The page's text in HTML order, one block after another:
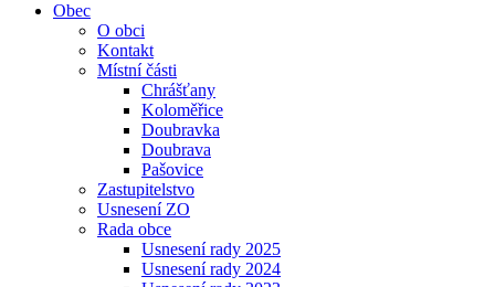
Obec
O obci
Kontakt
Místní části
Chrášťany
Koloměřice
Doubravka
Doubrava
Pašovice
Zastupitelstvo
Usnesení ZO
Rada obce
Usnesení rady 2025
Usnesení rady 2024